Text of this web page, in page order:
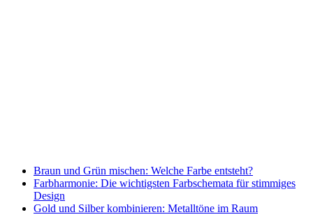
Braun und Grün mischen: Welche Farbe entsteht?
Farbharmonie: Die wichtigsten Farbschemata für stimmiges
Design
Gold und Silber kombinieren: Metalltöne im Raum